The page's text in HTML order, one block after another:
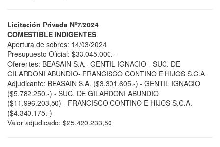
Licitación Privada Nº7/2024
COMESTIBLE INDIGENTES
Apertura de sobres: 14/03/2024
Presupuesto Oficial: $33.045.000.-
Oferentes: BEASAIN S.A.- GENTIL IGNACIO - SUC. DE
GILARDONI ABUNDIO- FRANCISCO CONTINO E HIJOS S.C.A
Adjudicante: BEASAIN S.A. ($3.301.605.-) - GENTIL IGNACIO
($5.782.250.-) - SUC. DE GILARDONI ABUNDIO
($11.996.203,50) - FRANCISCO CONTINO E HIJOS S.C.A.
($4.340.175.-)
Valor adjudicado: $25.420.233,50